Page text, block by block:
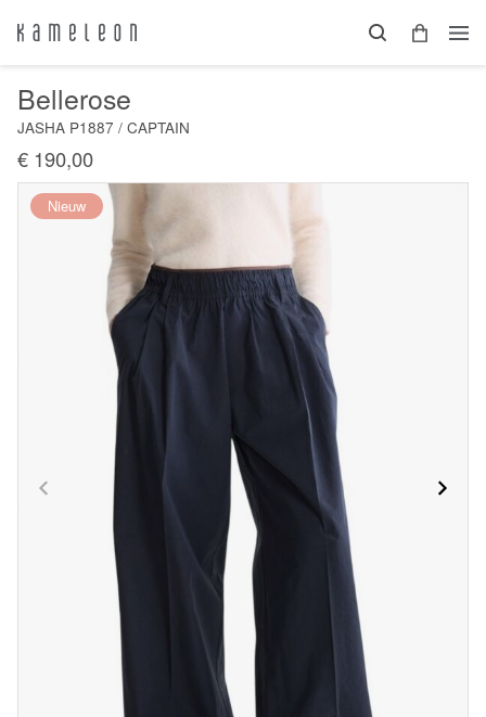
Bellerose
JASHA P1887 / CAPTAIN
€ 190,00
Nieuw